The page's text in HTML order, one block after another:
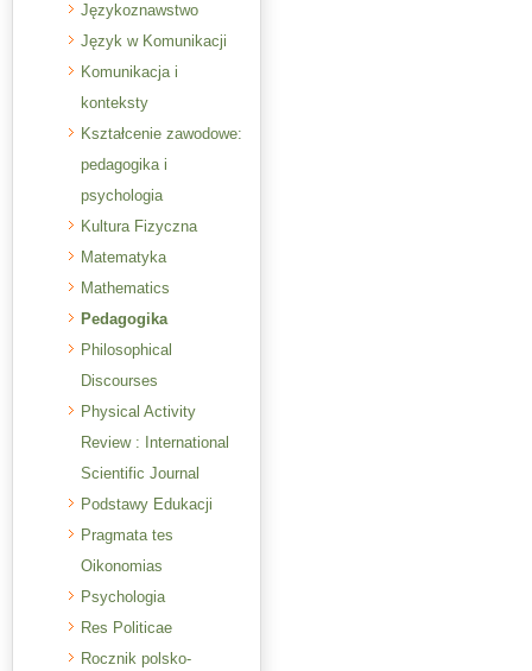
Językoznawstwo
Język w Komunikacji
Komunikacja i
konteksty
Kształcenie zawodowe:
pedagogika i
psychologia
Kultura Fizyczna
Matematyka
Mathematics
Pedagogika
Philosophical
Discourses
Physical Activity
Review : International
Scientific Journal
Podstawy Edukacji
Pragmata tes
Oikonomias
Psychologia
Res Politicae
Rocznik polsko-